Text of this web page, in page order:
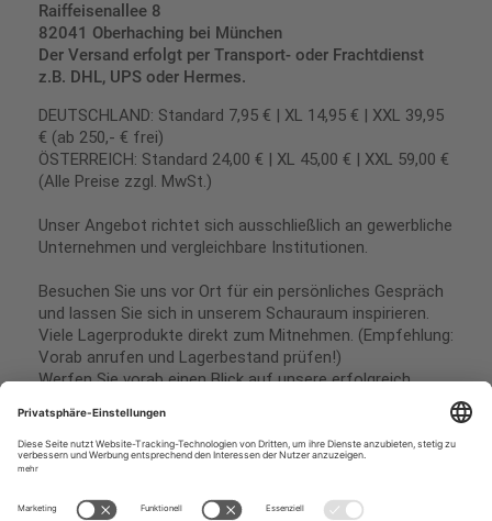
Raiffeisenallee 8
82041 Oberhaching bei München
Der Versand erfolgt per Transport- oder Frachtdienst
z.B. DHL, UPS oder Hermes.
DEUTSCHLAND: Standard 7,95 € | XL 14,95 € | XXL 39,95
€ (ab 250,- € frei)
ÖSTERREICH: Standard 24,00 € | XL 45,00 € | XXL 59,00 €
(Alle Preise zzgl. MwSt.)
Unser Angebot richtet sich ausschließlich an gewerbliche
Unternehmen und vergleichbare Institutionen.
Besuchen Sie uns vor Ort für ein persönliches Gespräch
und lassen Sie sich in unserem Schauraum inspirieren.
Viele Lagerprodukte direkt zum Mitnehmen. (Empfehlung:
Vorab anrufen und Lagerbestand prüfen!)
Werfen Sie vorab einen Blick auf unsere erfolgreich
Impressum
SEPA Lastschrift